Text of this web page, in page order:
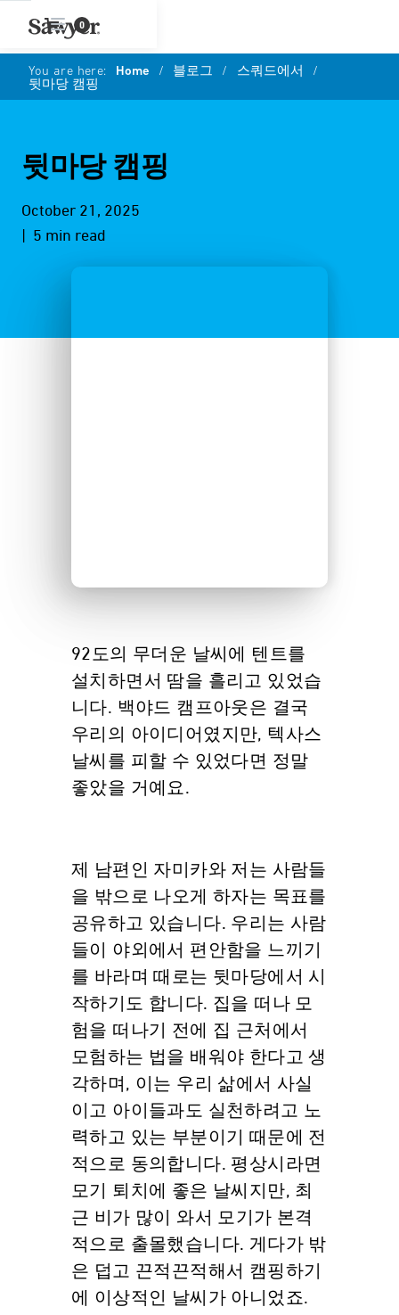
0
You are here: Home / 블로그 / 스쿼드에서 /
뒷마당 캠핑
뒷마당 캠핑
October 21, 2025
| 5 min read
92도의 무더운 날씨에 텐트를
설치하면서 땀을 흘리고 있었습
니다. 백야드 캠프아웃은 결국
우리의 아이디어였지만, 텍사스
날씨를 피할 수 있었다면 정말
좋았을 거예요.
제 남편인 자미카와 저는 사람들
을 밖으로 나오게 하자는 목표를
공유하고 있습니다. 우리는 사람
들이 야외에서 편안함을 느끼기
를 바라며 때로는 뒷마당에서 시
작하기도 합니다. 집을 떠나 모
험을 떠나기 전에 집 근처에서
모험하는 법을 배워야 한다고 생
각하며, 이는 우리 삶에서 사실
이고 아이들과도 실천하려고 노
력하고 있는 부분이기 때문에 전
적으로 동의합니다. 평상시라면
모기 퇴치에 좋은 날씨지만, 최
근 비가 많이 와서 모기가 본격
적으로 출몰했습니다. 게다가 밖
은 덥고 끈적끈적해서 캠핑하기
에 이상적인 날씨가 아니었죠.